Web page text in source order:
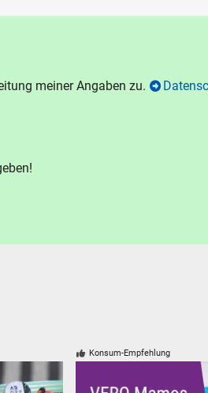
meiner Angaben zu.
Konsum-Empfehlung